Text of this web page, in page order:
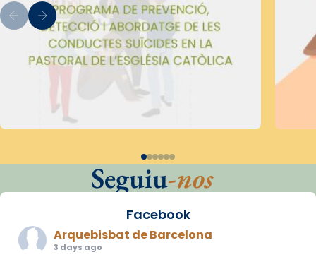
Seguiu-nos
Facebook
Arquebisbat de Barcelona
3 days ago